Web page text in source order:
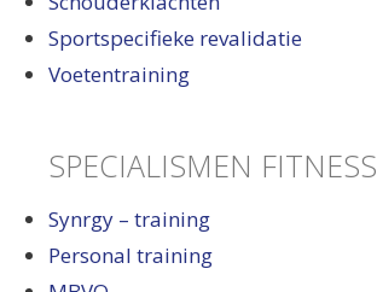
Sportspecifieke revalidatie
Voetentraining
SPECIALISMEN FITNESS
Synrgy – training
Personal training